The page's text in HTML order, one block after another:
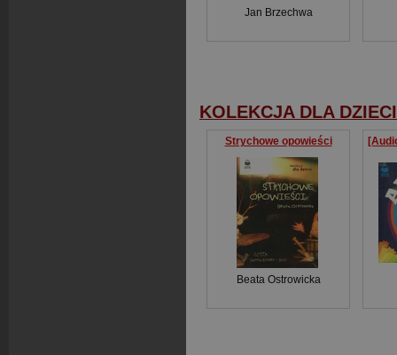
Jan Brzechwa
KOLEKCJA DLA DZIECI
Strychowe opowieści
Beata Ostrowicka